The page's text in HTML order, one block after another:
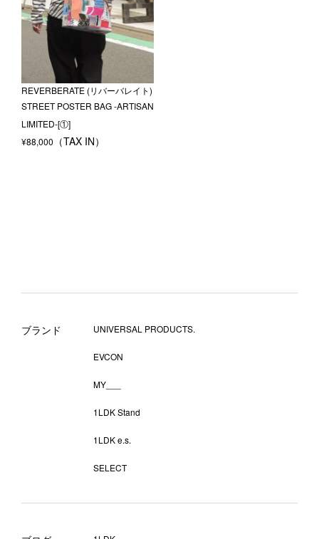
REVERBERATE (リバーバレイト)
STREET POSTER BAG -ARTISAN
LIMITED-[①]
¥88,000
ブランド UNIVERSAL PRODUCTS.
EVCON
MY___
1LDK Stand
1LDK e.s.
SELECT